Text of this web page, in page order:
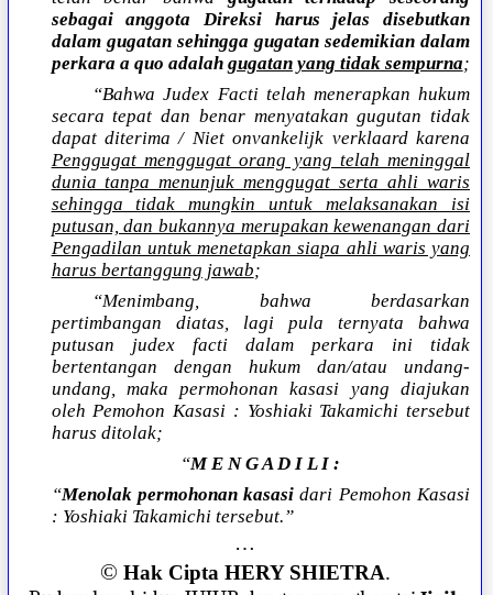
sebagai anggota Direksi harus jelas disebutkan
dalam gugatan sehingga gugatan sedemikian dalam
perkara a quo adalah gugatan yang tidak sempurna;
“Bahwa Judex Facti telah menerapkan hukum
secara tepat dan benar menyatakan gugutan tidak
dapat diterima / Niet onvankelijk verklaard karena
Penggugat menggugat orang yang telah meninggal
dunia tanpa menunjuk menggugat serta ahli waris
sehingga tidak mungkin untuk melaksanakan isi
putusan, dan bukannya merupakan kewenangan dari
Pengadilan untuk menetapkan siapa ahli waris yang
harus bertanggung jawab;
“Menimbang, bahwa berdasarkan
pertimbangan diatas, lagi pula ternyata bahwa
putusan judex facti dalam perkara ini tidak
bertentangan dengan hukum dan/atau undang-
undang, maka permohonan kasasi yang diajukan
oleh Pemohon Kasasi : Yoshiaki Takamichi tersebut
harus ditolak;
“M E N G A D I L I :
“Menolak permohonan kasasi dari Pemohon Kasasi
: Yoshiaki Takamichi tersebut.”
…
© Hak Cipta HERY SHIETRA.